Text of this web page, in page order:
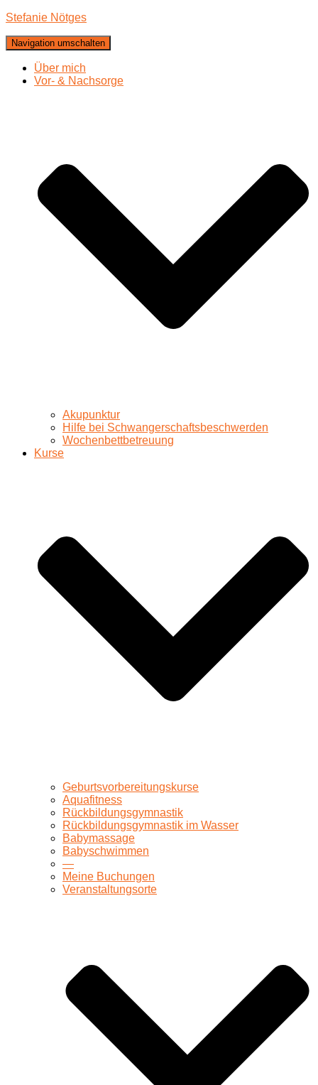
Stefanie Nötges
Navigation umschalten
Über mich
Vor- & Nachsorge
Akupunktur
Hilfe bei Schwangerschaftsbeschwerden
Wochenbettbetreuung
Kurse
Geburtsvorbereitungskurse
Aquafitness
Rückbildungsgymnastik
Rückbildungsgymnastik im Wasser
Babymassage
Babyschwimmen
—
Meine Buchungen
Veranstaltungsorte